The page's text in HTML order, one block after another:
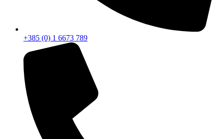
+385 (0) 1 6673 789